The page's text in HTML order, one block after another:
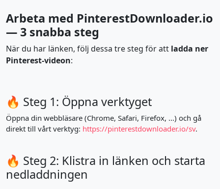
Arbeta med PinterestDownloader.io
— 3 snabba steg
När du har länken, följ dessa tre steg för att ladda ner
Pinterest-videon:
🔥 Steg 1: Öppna verktyget
Öppna din webbläsare (Chrome, Safari, Firefox, ...) och gå
direkt till vårt verktyg: https://pinterestdownloader.io/sv.
🔥 Steg 2: Klistra in länken och starta
nedladdningen